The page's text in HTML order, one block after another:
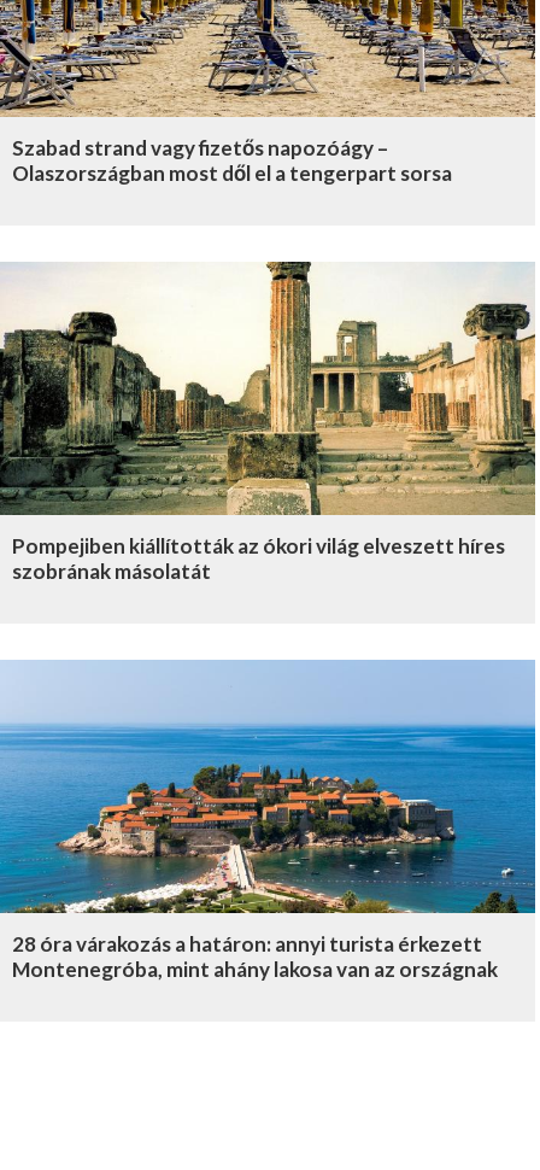
Szabad strand vagy fizetős napozóágy –
Olaszországban most dől el a tengerpart sorsa
Pompejiben kiállították az ókori világ elveszett híres
szobrának másolatát
28 óra várakozás a határon: annyi turista érkezett
Montenegróba, mint ahány lakosa van az országnak